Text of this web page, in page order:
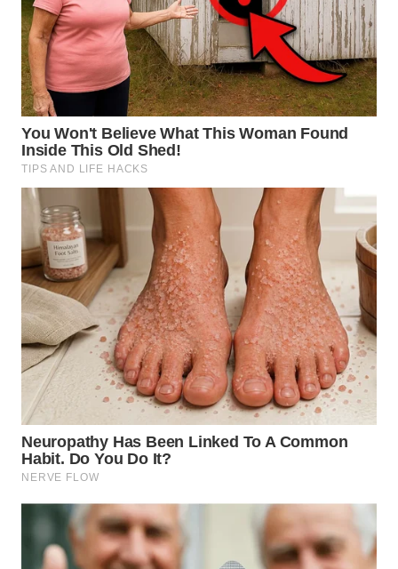
BOGOR
WN
DEPOK
WN
TAPANULI
UTARA
WN
SAMOSIR
WN
PADANG
LAWAS
WN
SUMEDANG
CIANJUR
WN
KEPULAUAN
SERIBU